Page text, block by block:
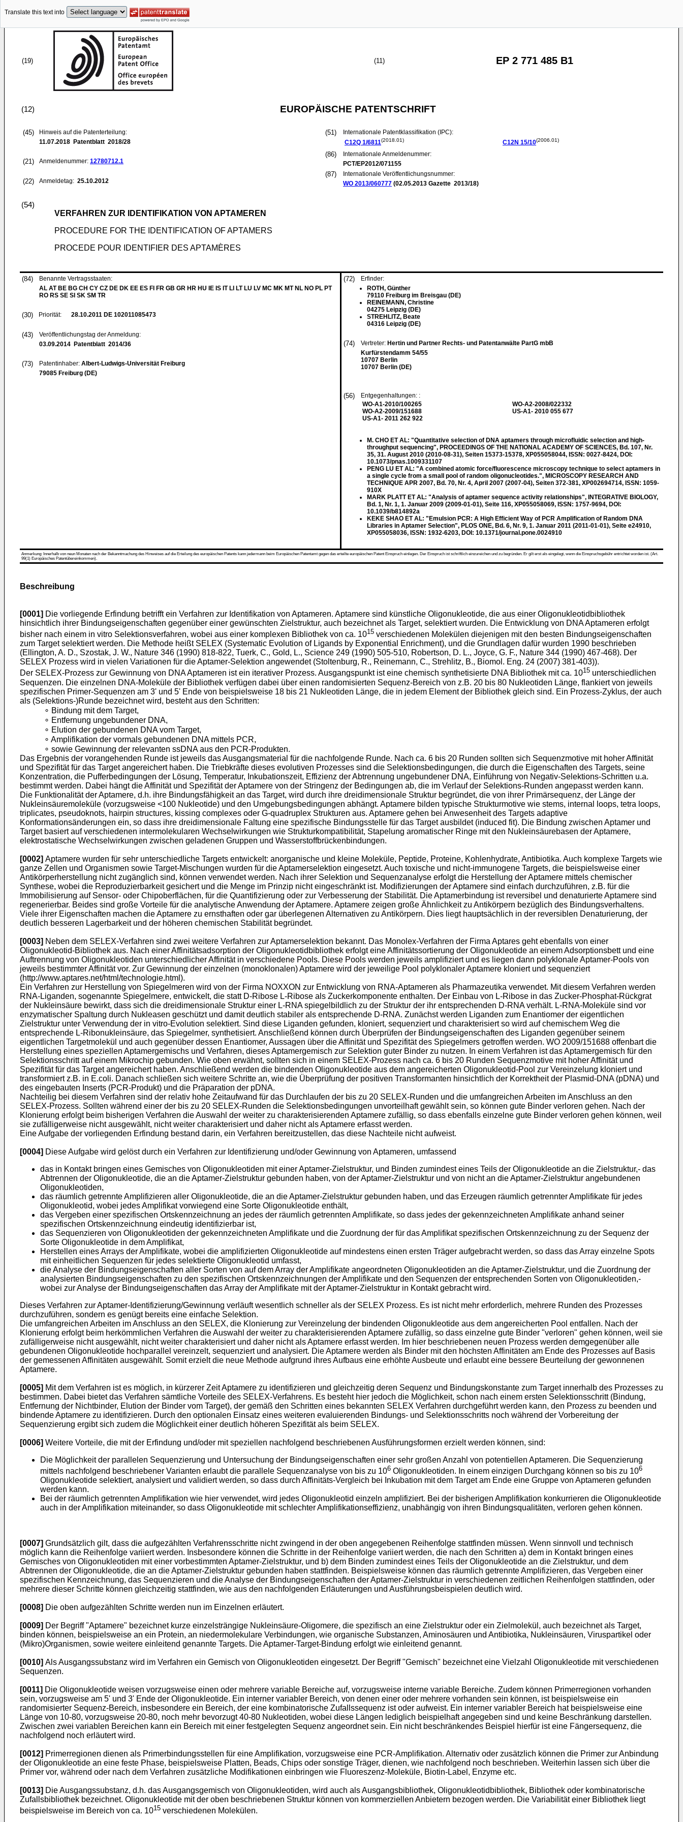
Translate this text into
(19) (11) EP 2 771 485 B1
(12) EUROPÄISCHE PATENTSCHRIFT
(45)
Hinweis auf die Patenterteilung:
11.07.2018 Patentblatt 2018/28
(21) Anmeldenummer: 12780712.1
(22) Anmeldetag: 25.10.2012
(51)
Internationale Patentklassifikation (IPC):
C12Q 1/6811(2018.01) C12N 15/10(2006.01)
(86)
Internationale Anmeldenummer:
PCT/EP2012/071155
(87)
Internationale Veröffentlichungsnummer:
WO 2013/060777 (02.05.2013 Gazette 2013/18)
(54)
VERFAHREN ZUR IDENTIFIKATION VON APTAMEREN
PROCEDURE FOR THE IDENTIFICATION OF APTAMERS
PROCEDE POUR IDENTIFIER DES APTAMÈRES
(84)
Benannte Vertragsstaaten:
AL AT BE BG CH CY CZ DE DK EE ES FI FR GB GR HR HU IE IS IT LI LT LU LV MC MK MT NL NO PL PT
RO RS SE SI SK SM TR
(30) Priorität: 28.10.2011 DE 102011085473
(43)
Veröffentlichungstag der Anmeldung:
03.09.2014 Patentblatt 2014/36
(73) Patentinhaber: Albert-Ludwigs-Universität Freiburg
79085 Freiburg (DE)
(72)
Erfinder:
ROTH, Günther
79110 Freiburg im Breisgau (DE)
REINEMANN, Christine
04275 Leipzig (DE)
STREHLITZ, Beate
04316 Leipzig (DE)
(74) Vertreter: Hertin und Partner Rechts- und Patentanwälte PartG mbB
Kurfürstendamm 54/55
10707 Berlin
10707 Berlin (DE)
(56)
Entgegenhaltungen: :
WO-A1-2010/100265
WO-A2-2009/151688
US-A1- 2011 262 922
WO-A2-2008/022332
US-A1- 2010 055 677
M. CHO ET AL: "Quantitative selection of DNA aptamers through microfluidic selection and high-
throughput sequencing", PROCEEDINGS OF THE NATIONAL ACADEMY OF SCIENCES, Bd. 107, Nr.
35, 31. August 2010 (2010-08-31), Seiten 15373-15378, XP055058044, ISSN: 0027-8424, DOI:
10.1073/pnas.1009331107
PENG LU ET AL: "A combined atomic force/fluorescence microscopy technique to select aptamers in
a single cycle from a small pool of random oligonucleotides.", MICROSCOPY RESEARCH AND
TECHNIQUE APR 2007, Bd. 70, Nr. 4, April 2007 (2007-04), Seiten 372-381, XP002694714, ISSN: 1059-
910X
MARK PLATT ET AL: "Analysis of aptamer sequence activity relationships", INTEGRATIVE BIOLOGY,
Bd. 1, Nr. 1, 1. Januar 2009 (2009-01-01), Seite 116, XP055058069, ISSN: 1757-9694, DOI:
10.1039/b814892a
KEKE SHAO ET AL: "Emulsion PCR: A High Efficient Way of PCR Amplification of Random DNA
Libraries in Aptamer Selection", PLOS ONE, Bd. 6, Nr. 9, 1. Januar 2011 (2011-01-01), Seite e24910,
XP055058036, ISSN: 1932-6203, DOI: 10.1371/journal.pone.0024910
Anmerkung: Innerhalb von neun Monaten nach der Bekanntmachung des Hinweises auf die Erteilung des europäischen Patents kann jedermann beim Europäischen Patentamt gegen das erteilte europäischen Patent Einspruch einlegen. Der Einspruch ist schriftlich einzureichen und zu begründen. Er gilt erst als eingelegt, wenn die Einspruchsgebühr entrichtet worden ist. (Art.
99(1) Europäisches Patentübereinkommen).
Beschreibung
[0001] Die vorliegende Erfindung betrifft ein Verfahren zur Identifikation von Aptameren. Aptamere sind künstliche Oligonukleotide, die aus einer Oligonukleotidbibliothek
hinsichtlich ihrer Bindungseigenschaften gegenüber einer gewünschten Zielstruktur, auch bezeichnet als Target, selektiert wurden. Die Entwicklung von DNA Aptameren erfolgt
bisher nach einem in vitro Selektionsverfahren, wobei aus einer komplexen Bibliothek von ca. 1015 verschiedenen Molekülen diejenigen mit den besten Bindungseigenschaften
zum Target selektiert werden. Die Methode heißt SELEX (Systematic Evolution of Ligands by Exponential Enrichment), und die Grundlagen dafür wurden 1990 beschrieben
(Ellington, A. D., Szostak, J. W., Nature 346 (1990) 818-822, Tuerk, C., Gold, L., Science 249 (1990) 505-510, Robertson, D. L., Joyce, G. F., Nature 344 (1990) 467-468). Der
SELEX Prozess wird in vielen Variationen für die Aptamer-Selektion angewendet (Stoltenburg, R., Reinemann, C., Strehlitz, B., Biomol. Eng. 24 (2007) 381-403)).
Der SELEX-Prozess zur Gewinnung von DNA Aptameren ist ein iterativer Prozess. Ausgangspunkt ist eine chemisch synthetisierte DNA Bibliothek mit ca. 1015 unterschiedlichen
Sequenzen. Die einzelnen DNA-Moleküle der Bibliothek verfügen dabei über einen randomisierten Sequenz-Bereich von z.B. 20 bis 80 Nukleotiden Länge, flankiert von jeweils
spezifischen Primer-Sequenzen am 3' und 5' Ende von beispielsweise 18 bis 21 Nukleotiden Länge, die in jedem Element der Bibliothek gleich sind. Ein Prozess-Zyklus, der auch
als (Selektions-)Runde bezeichnet wird, besteht aus den Schritten:
∘ Bindung mit dem Target,
∘ Entfernung ungebundener DNA,
∘ Elution der gebundenen DNA vom Target,
∘ Amplifikation der vormals gebundenen DNA mittels PCR,
∘ sowie Gewinnung der relevanten ssDNA aus den PCR-Produkten.
Das Ergebnis der vorangehenden Runde ist jeweils das Ausgangsmaterial für die nachfolgende Runde. Nach ca. 6 bis 20 Runden sollten sich Sequenzmotive mit hoher Affinität
und Spezifität für das Target angereichert haben. Die Triebkräfte dieses evolutiven Prozesses sind die Selektionsbedingungen, die durch die Eigenschaften des Targets, seine
Konzentration, die Pufferbedingungen der Lösung, Temperatur, Inkubationszeit, Effizienz der Abtrennung ungebundener DNA, Einführung von Negativ-Selektions-Schritten u.a.
bestimmt werden. Dabei hängt die Affinität und Spezifität der Aptamere von der Stringenz der Bedingungen ab, die im Verlauf der Selektions-Runden angepasst werden kann.
Die Funktionalität der Aptamere, d.h. ihre Bindungsfähigkeit an das Target, wird durch ihre dreidimensionale Struktur begründet, die von ihrer Primärsequenz, der Länge der
Nukleinsäuremoleküle (vorzugsweise <100 Nukleotide) und den Umgebungsbedingungen abhängt. Aptamere bilden typische Strukturmotive wie stems, internal loops, tetra loops,
triplicates, pseudoknots, hairpin structures, kissing complexes oder G-quadruplex Strukturen aus. Aptamere gehen bei Anwesenheit des Targets adaptive
Konformationsänderungen ein, so dass ihre dreidimensionale Faltung eine spezifische Bindungsstelle für das Target ausbildet (induced fit). Die Bindung zwischen Aptamer und
Target basiert auf verschiedenen intermolekularen Wechselwirkungen wie Strukturkompatibilität, Stapelung aromatischer Ringe mit den Nukleinsäurebasen der Aptamere,
elektrostatische Wechselwirkungen zwischen geladenen Gruppen und Wasserstoffbrückenbindungen.
[0002] Aptamere wurden für sehr unterschiedliche Targets entwickelt: anorganische und kleine Moleküle, Peptide, Proteine, Kohlenhydrate, Antibiotika. Auch komplexe Targets wie
ganze Zellen und Organismen sowie Target-Mischungen wurden für die Aptamerselektion eingesetzt. Auch toxische und nicht-immunogene Targets, die beispielsweise einer
Antikörperherstellung nicht zugänglich sind, können verwendet werden. Nach ihrer Selektion und Sequenzanalyse erfolgt die Herstellung der Aptamere mittels chemischer
Synthese, wobei die Reproduzierbarkeit gesichert und die Menge im Prinzip nicht eingeschränkt ist. Modifizierungen der Aptamere sind einfach durchzuführen, z.B. für die
Immobilisierung auf Sensor- oder Chipoberflächen, für die Quantifizierung oder zur Verbesserung der Stabilität. Die Aptamerbindung ist reversibel und denaturierte Aptamere sind
regenerierbar. Beides sind große Vorteile für die analytische Anwendung der Aptamere. Aptamere zeigen große Ähnlichkeit zu Antikörpern bezüglich des Bindungsverhaltens.
Viele ihrer Eigenschaften machen die Aptamere zu ernsthaften oder gar überlegenen Alternativen zu Antikörpern. Dies liegt hauptsächlich in der reversiblen Denaturierung, der
deutlich besseren Lagerbarkeit und der höheren chemischen Stabilität begründet.
[0003] Neben dem SELEX-Verfahren sind zwei weitere Verfahren zur Aptamerselektion bekannt. Das Monolex-Verfahren der Firma Aptares geht ebenfalls von einer
Oligonukleotid-Bibliothek aus. Nach einer Affinitätsadsorption der Oligonukleotidbibliothek erfolgt eine Affinitätssortierung der Oligonukleotide an einem Adsorptionsbett und eine
Auftrennung von Oligonukleotiden unterschiedlicher Affinität in verschiedene Pools. Diese Pools werden jeweils amplifiziert und es liegen dann polyklonale Aptamer-Pools von
jeweils bestimmter Affinität vor. Zur Gewinnung der einzelnen (monoklonalen) Aptamere wird der jeweilige Pool polyklonaler Aptamere kloniert und sequenziert
(http://www.aptares.net/html/technologie.html).
Ein Verfahren zur Herstellung von Spiegelmeren wird von der Firma NOXXON zur Entwicklung von RNA-Aptameren als Pharmazeutika verwendet. Mit diesem Verfahren werden
RNA-Liganden, sogenannte Spiegelmere, entwickelt, die statt D-Ribose L-Ribose als Zuckerkomponente enthalten. Der Einbau von L-Ribose in das Zucker-Phosphat-Rückgrat
der Nukleinsäure bewirkt, dass sich die dreidimensionale Struktur einer L-RNA spiegelbildlich zu der Struktur der ihr entsprechenden D-RNA verhält. L-RNA-Moleküle sind vor
enzymatischer Spaltung durch Nukleasen geschützt und damit deutlich stabiler als entsprechende D-RNA. Zunächst werden Liganden zum Enantiomer der eigentlichen
Zielstruktur unter Verwendung der in vitro-Evolution selektiert. Sind diese Liganden gefunden, kloniert, sequenziert und charakterisiert so wird auf chemischem Weg die
entsprechende L-Ribonukleinsäure, das Spiegelmer, synthetisiert. Anschließend können durch Überprüfen der Bindungseigenschaften des Liganden gegenüber seinem
eigentlichen Targetmolekül und auch gegenüber dessen Enantiomer, Aussagen über die Affinität und Spezifität des Spiegelmers getroffen werden. WO 2009/151688 offenbart die
Herstellung eines speziellen Aptamergemischs und Verfahren, dieses Aptamergemisch zur Selektion guter Binder zu nutzen. In einem Verfahren ist das Aptamergemisch für den
Selektionsschritt auf einem Mikrochip gebunden. Wie oben erwähnt, sollten sich in einem SELEX-Prozess nach ca. 6 bis 20 Runden Sequenzmotive mit hoher Affinität und
Spezifität für das Target angereichert haben. Anschließend werden die bindenden Oligonukleotide aus dem angereicherten Oligonukleotid-Pool zur Vereinzelung kloniert und
transformiert z.B. in E.coli. Danach schließen sich weitere Schritte an, wie die Überprüfung der positiven Transformanten hinsichtlich der Korrektheit der Plasmid-DNA (pDNA) und
des eingebauten Inserts (PCR-Produkt) und die Präparation der pDNA.
Nachteilig bei diesem Verfahren sind der relativ hohe Zeitaufwand für das Durchlaufen der bis zu 20 SELEX-Runden und die umfangreichen Arbeiten im Anschluss an den
SELEX-Prozess. Sollten während einer der bis zu 20 SELEX-Runden die Selektionsbedingungen unvorteilhaft gewählt sein, so können gute Binder verloren gehen. Nach der
Klonierung erfolgt beim bisherigen Verfahren die Auswahl der weiter zu charakterisierenden Aptamere zufällig, so dass ebenfalls einzelne gute Binder verloren gehen können, weil
sie zufälligerweise nicht ausgewählt, nicht weiter charakterisiert und daher nicht als Aptamere erfasst werden.
Eine Aufgabe der vorliegenden Erfindung bestand darin, ein Verfahren bereitzustellen, das diese Nachteile nicht aufweist.
[0004] Diese Aufgabe wird gelöst durch ein Verfahren zur Identifizierung und/oder Gewinnung von Aptameren, umfassend
das in Kontakt bringen eines Gemisches von Oligonukleotiden mit einer Aptamer-Zielstruktur, und Binden zumindest eines Teils der Oligonukleotide an die Zielstruktur,- das
Abtrennen der Oligonukleotide, die an die Aptamer-Zielstruktur gebunden haben, von der Aptamer-Zielstruktur und von nicht an die Aptamer-Zielstruktur angebundenen
Oligonukleotiden,
das räumlich getrennte Amplifizieren aller Oligonukleotide, die an die Aptamer-Zielstruktur gebunden haben, und das Erzeugen räumlich getrennter Amplifikate für jedes
Oligonukleotid, wobei jedes Amplifikat vorwiegend eine Sorte Oligonukleotide enthält,
das Vergeben einer spezifischen Ortskennzeichnung an jedes der räumlich getrennten Amplifikate, so dass jedes der gekennzeichneten Amplifikate anhand seiner
spezifischen Ortskennzeichnung eindeutig identifizierbar ist,
das Sequenzieren von Oligonukleotiden der gekennzeichneten Amplifikate und die Zuordnung der für das Amplifikat spezifischen Ortskennzeichnung zu der Sequenz der
Sorte Oligonukleotide in dem Amplifikat,
Herstellen eines Arrays der Amplifikate, wobei die amplifizierten Oligonukleotide auf mindestens einen ersten Träger aufgebracht werden, so dass das Array einzelne Spots
mit einheitlichen Sequenzen für jedes selektierte Oligonukleotid umfasst,
die Analyse der Bindungseigenschaften aller Sorten von auf dem Array der Amplifikate angeordneten Oligonukleotiden an die Aptamer-Zielstruktur, und die Zuordnung der
analysierten Bindungseigenschaften zu den spezifischen Ortskennzeichnungen der Amplifikate und den Sequenzen der entsprechenden Sorten von Oligonukleotiden,-
wobei zur Analyse der Bindungseigenschaften das Array der Amplifikate mit der Aptamer-Zielstruktur in Kontakt gebracht wird.
Dieses Verfahren zur Aptamer-Identifizierung/Gewinnung verläuft wesentlich schneller als der SELEX Prozess. Es ist nicht mehr erforderlich, mehrere Runden des Prozesses
durchzuführen, sondern es genügt bereits eine einfache Selektion.
Die umfangreichen Arbeiten im Anschluss an den SELEX, die Klonierung zur Vereinzelung der bindenden Oligonukleotide aus dem angereicherten Pool entfallen. Nach der
Klonierung erfolgt beim herkömmlichen Verfahren die Auswahl der weiter zu charakterisierenden Aptamere zufällig, so dass einzelne gute Binder "verloren" gehen können, weil sie
zufälligerweise nicht ausgewählt, nicht weiter charakterisiert und daher nicht als Aptamere erfasst werden. Im hier beschriebenen neuen Prozess werden demgegenüber alle
gebundenen Oligonukleotide hochparallel vereinzelt, sequenziert und analysiert. Die Aptamere werden als Binder mit den höchsten Affinitäten am Ende des Prozesses auf Basis
der gemessenen Affinitäten ausgewählt. Somit erzielt die neue Methode aufgrund ihres Aufbaus eine erhöhte Ausbeute und erlaubt eine bessere Beurteilung der gewonnenen
Aptamere.
[0005] Mit dem Verfahren ist es möglich, in kürzerer Zeit Aptamere zu identifizieren und gleichzeitig deren Sequenz und Bindungskonstante zum Target innerhalb des Prozesses zu
bestimmen. Dabei bietet das Verfahren sämtliche Vorteile des SELEX-Verfahrens. Es besteht hier jedoch die Möglichkeit, schon nach einem ersten Selektionsschritt (Bindung,
Entfernung der Nichtbinder, Elution der Binder vom Target), der gemäß den Schritten eines bekannten SELEX Verfahren durchgeführt werden kann, den Prozess zu beenden und
bindende Aptamere zu identifizieren. Durch den optionalen Einsatz eines weiteren evaluierenden Bindungs- und Selektionsschritts noch während der Vorbereitung der
Sequenzierung ergibt sich zudem die Möglichkeit einer deutlich höheren Spezifität als beim SELEX.
[0006] Weitere Vorteile, die mit der Erfindung und/oder mit speziellen nachfolgend beschriebenen Ausführungsformen erzielt werden können, sind:
Die Möglichkeit der parallelen Sequenzierung und Untersuchung der Bindungseigenschaften einer sehr großen Anzahl von potentiellen Aptameren. Die Sequenzierung
mittels nachfolgend beschriebener Varianten erlaubt die parallele Sequenzanalyse von bis zu 106 Oligonukleotiden. In einem einzigen Durchgang können so bis zu 106
Oligonukleotide selektiert, analysiert und validiert werden, so dass durch Affinitäts-Vergleich bei Inkubation mit dem Target am Ende eine Gruppe von Aptameren gefunden
werden kann.
Bei der räumlich getrennten Amplifikation wie hier verwendet, wird jedes Oligonukleotid einzeln amplifiziert. Bei der bisherigen Amplifikation konkurrieren die Oligonukleotide
auch in der Amplifikation miteinander, so dass Oligonukleotide mit schlechter Amplifikationseffizienz, unabhängig von ihren Bindungsqualitäten, verloren gehen können.
[0007] Grundsätzlich gilt, dass die aufgezählten Verfahrensschritte nicht zwingend in der oben angegebenen Reihenfolge stattfinden müssen. Wenn sinnvoll und technisch
möglich kann die Reihenfolge variiert werden. Insbesondere können die Schritte in der Reihenfolge variiert werden, die nach den Schritten a) dem in Kontakt bringen eines
Gemisches von Oligonukleotiden mit einer vorbestimmten Aptamer-Zielstruktur, und b) dem Binden zumindest eines Teils der Oligonukleotide an die Zielstruktur, und dem
Abtrennen der Oligonukleotide, die an die Aptamer-Zielstruktur gebunden haben stattfinden. Beispielsweise können das räumlich getrennte Amplifizieren, das Vergeben einer
spezifischen Kennzeichnung, das Sequenzieren und die Analyse der Bindungseigenschaften der Aptamer-Zielstruktur in verschiedenen zeitlichen Reihenfolgen stattfinden, oder
mehrere dieser Schritte können gleichzeitig stattfinden, wie aus den nachfolgenden Erläuterungen und Ausführungsbeispielen deutlich wird.
[0008] Die oben aufgezählten Schritte werden nun im Einzelnen erläutert.
[0009] Der Begriff "Aptamere" bezeichnet kurze einzelsträngige Nukleinsäure-Oligomere, die spezifisch an eine Zielstruktur oder ein Zielmolekül, auch bezeichnet als Target,
binden können, beispielsweise an ein Protein, an niedermolekulare Verbindungen, wie organische Substanzen, Aminosäuren und Antibiotika, Nukleinsäuren, Viruspartikel oder
(Mikro)Organismen, sowie weitere einleitend genannte Targets. Die Aptamer-Target-Bindung erfolgt wie einleitend genannt.
[0010] Als Ausgangssubstanz wird im Verfahren ein Gemisch von Oligonukleotiden eingesetzt. Der Begriff "Gemisch" bezeichnet eine Vielzahl Oligonukleotide mit verschiedenen
Sequenzen.
[0011] Die Oligonukleotide weisen vorzugsweise einen oder mehrere variable Bereiche auf, vorzugsweise interne variable Bereiche. Zudem können Primerregionen vorhanden
sein, vorzugsweise am 5' und 3' Ende der Oligonukleotide. Ein interner variabler Bereich, von denen einer oder mehrere vorhanden sein können, ist beispielsweise ein
randomisierter Sequenz-Bereich, insbesondere ein Bereich, der eine kombinatorische Zufallssequenz ist oder aufweist. Ein interner variabler Bereich hat beispielsweise eine
Länge von 10-80, vorzugsweise 20-80, noch mehr bevorzugt 40-80 Nukleotiden, wobei diese Längen lediglich beispielhaft angegeben sind und keine Beschränkung darstellen.
Zwischen zwei variablen Bereichen kann ein Bereich mit einer festgelegten Sequenz angeordnet sein. Ein nicht beschränkendes Beispiel hierfür ist eine Fängersequenz, die
nachfolgend noch erläutert wird.
[0012] Primerregionen dienen als Primerbindungsstellen für eine Amplifikation, vorzugsweise eine PCR-Amplifikation. Alternativ oder zusätzlich können die Primer zur Anbindung
der Oligonukleotide an eine feste Phase, beispielsweise Platten, Beads, Chips oder sonstige Träger, dienen, wie nachfolgend noch beschrieben. Weiterhin lassen sich über die
Primer vor, während oder nach dem Verfahren zusätzliche Modifikationen einbringen wie Fluoreszenz-Moleküle, Biotin-Label, Enzyme etc.
[0013] Die Ausgangssubstanz, d.h. das Ausgangsgemisch von Oligonukleotiden, wird auch als Ausgangsbibliothek, Oligonukleotidbibliothek, Bibliothek oder kombinatorische
Zufallsbibliothek bezeichnet. Oligonukleotide mit der oben beschriebenen Struktur können von kommerziellen Anbietern bezogen werden. Die Variabilität einer Bibliothek liegt
beispielsweise im Bereich von ca. 1015 verschiedenen Molekülen.